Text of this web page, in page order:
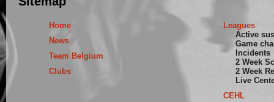
Home
News
Team Belgium
Clubs
Leagues
Active
Game
Incidents
2 Week
2 Week
Live
CEHL